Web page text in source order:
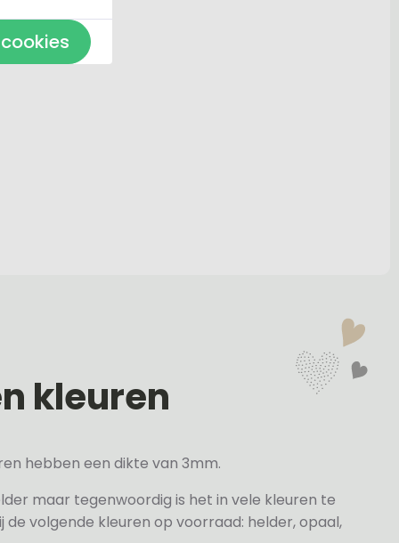
kleuren
hebben een dikte van 3mm.
maar tegenwoordig is het in vele kleuren te
de volgende kleuren op voorraad: helder, opaal,